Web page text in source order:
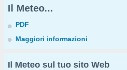
Il Meteo...
PDF
Maggiori informazioni
Il Meteo sul tuo sito Web